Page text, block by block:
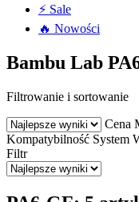
⚡ Sale
🔥 Nowości
Bambu Lab
Filtrowanie i sortowanie
Cena
Kompatybilność System
Filtr